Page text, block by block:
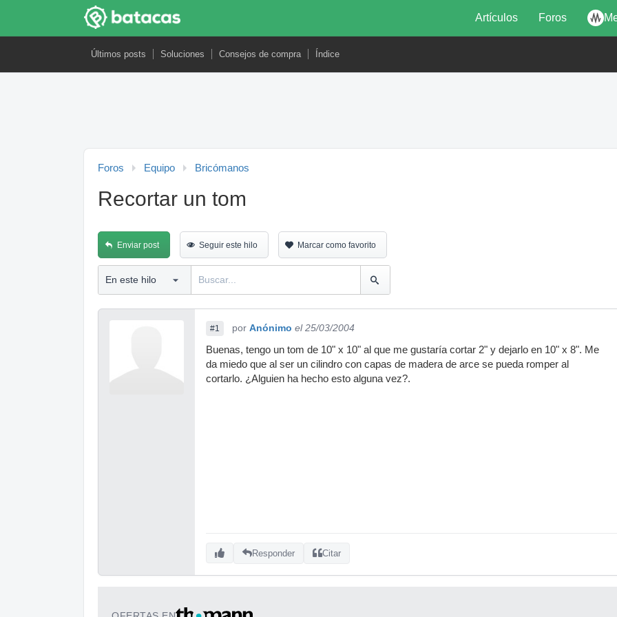
Artículos Foros
Últimos posts Soluciones Consejos de compra Índice
Foros Equipo Bricómanos
Recortar un tom
Enviar post Seguir este hilo Marcar como favorito
#1 por Anónimo el 25/03/2004
Buenas, tengo un tom de 10" x 10" al que me gustaría cortar 2" y dejarlo en 10" x 8". Me
da miedo que al ser un cilindro con capas de madera de arce se pueda romper al
cortarlo. ¿Alguien ha hecho esto alguna vez?.
Responder Citar